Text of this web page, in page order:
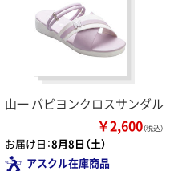
山一 パピヨンクロスサンダル
￥2,600（税込）
お届け日：8月8日（土）
アスクル在庫商品